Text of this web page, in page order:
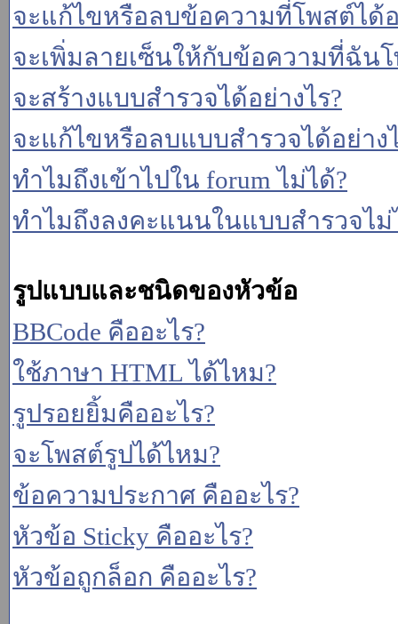
จะแก้ไขหรือลบข้อความที่โพสต์ได้อ
จะเพิ่มลายเซ็นให้กับข้อความที่ฉันโ
จะสร้างแบบสำรวจได้อย่างไร?
จะแก้ไขหรือลบแบบสำรวจได้อย่าง
ทำไมถึงเข้าไปใน forum ไม่ได้?
ทำไมถึงลงคะแนนในแบบสำรวจไม่
รูปแบบและชนิดของหัวข้อ
BBCode คืออะไร?
ใช้ภาษา HTML ได้ไหม?
รูปรอยยิ้มคืออะไร?
จะโพสต์รูปได้ไหม?
ข้อความประกาศ คืออะไร?
หัวข้อ Sticky คืออะไร?
หัวข้อถูกล็อก คืออะไร?